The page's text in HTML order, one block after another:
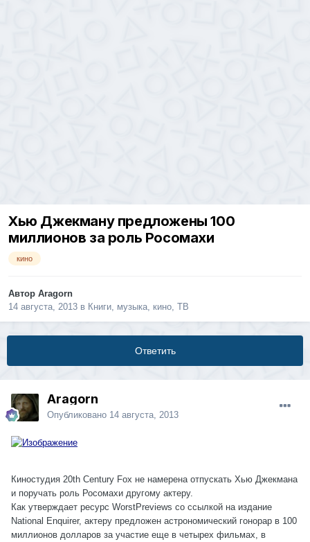
Хью Джекману предложены 100
миллионов за роль Росомахи
кино
Автор Aragorn
14 августа, 2013 в Книги, музыка, кино, ТВ
Ответить
Aragorn
Опубликовано 14 августа, 2013
Киностудия 20th Century Fox не намерена отпускать Хью Джекмана
и поручать роль Росомахи другому актеру.
Как утверждает ресурс WorstPreviews со ссылкой на издание
National Enquirer, актеру предложен астрономический гонорар в 100
миллионов долларов за участие еще в четырех фильмах, в